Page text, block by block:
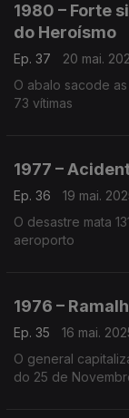
1980 – Forte
do Heroísmo
Ep. 37
20 mai.
O abalo sacode
73 vítimas
1977 –
Ep. 36
19 mai.
O desastre mata
aeroporto
1976 –
Ep. 35
16 mai.
O general
do 25 de